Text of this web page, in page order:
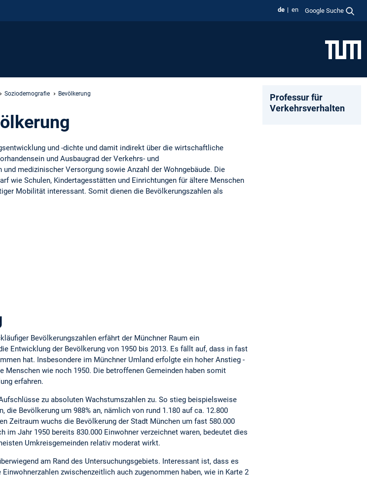
de en Google Suche
Soziodemografie Bevölkerung
und -dichte und damit indirekt über die wirtschaftliche
und Ausbaugrad der Verkehrs- und
medizinischer Versorgung sowie Anzahl der Wohngebäude. Die
wie Schulen, Kindertagesstätten und Einrichtungen für ältere Menschen
Mobilität interessant. Somit dienen die Bevölkerungszahlen als
Bevölkerungszahlen erfährt der Münchner Raum ein
Entwicklung der Bevölkerung von 1950 bis 2013. Es fällt auf, dass in fast
hat. Insbesondere im Münchner Umland erfolgte ein hoher Anstieg -
Menschen wie noch 1950. Die betroffenen Gemeinden haben somit
erfahren.
zu absoluten Wachstumszahlen zu. So stieg beispielsweise
die Bevölkerung um 988% an, nämlich von rund 1.180 auf ca. 12.800
Zeitraum wuchs die Bevölkerung der Stadt München um fast 580.000
im Jahr 1950 bereits 830.000 Einwohner verzeichnet waren, bedeutet dies
Umkreisgemeinden relativ moderat wirkt.
am Rand des Untersuchungsgebiets. Interessant ist, dass es
zwischenzeitlich auch zugenommen haben, wie in Karte 2
Professur für
Verkehrsverhalten